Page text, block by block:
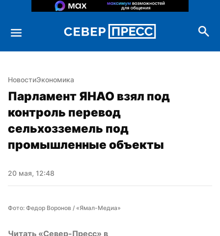
НовостиЭкономика
Парламент ЯНАО взял под
контроль перевод
сельхозземель под
промышленные объекты
20 мая, 12:48
Фото: Федор Воронов / «Ямал-Медиа»
Читать «Север-Пресс» в